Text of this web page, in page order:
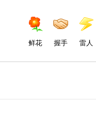
鲜花 握手 雷人